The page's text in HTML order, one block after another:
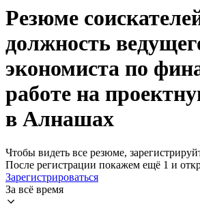
Резюме
должность
экономиста по
работе на
в Алнашах
Чтобы видеть все резюме,
После регистрации покажем ещё 1 и
Зарегистрироваться
За всё время